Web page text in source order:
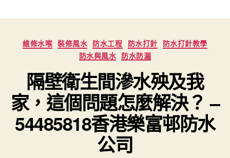
Categories
維修水喉 裝修風水 防水工程 防水打針 防水打針教學
防水與風水 防水防漏
隔壁衛生間滲水殃及我
家，這個問題怎麼解決？ –
54485818香港樂富邨防水
公司